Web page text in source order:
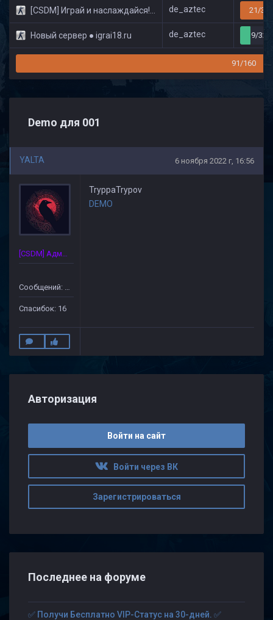
[CSDM] Играй и наслаждайся! © Classic de_aztec 21/32
Новый сервер ● igrai18.ru de_aztec 9/32
91/160
Demo для 001
YALTA 6 ноября 2022 г, 16:56
[CSDM] Администратор
Сообщений: 175
Спасибок: 16
TryppaTrypov
DEMO
Авторизация
Войти на сайт
Войти через ВК
Зарегистрироваться
Последнее на форуме
✅ Получи Бесплатно VIP-Статус на 30-дней. ✅